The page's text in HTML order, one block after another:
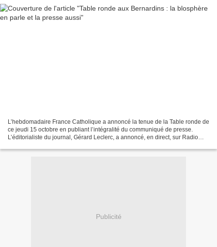
L’hebdomadaire France Catholique a annoncé la tenue de la Table ronde de
ce jeudi 15 octobre en publiant l’intégralité du communiqué de presse.
L’éditorialiste du journal, Gérard Leclerc, a annoncé, en direct, sur Radio
Publicité